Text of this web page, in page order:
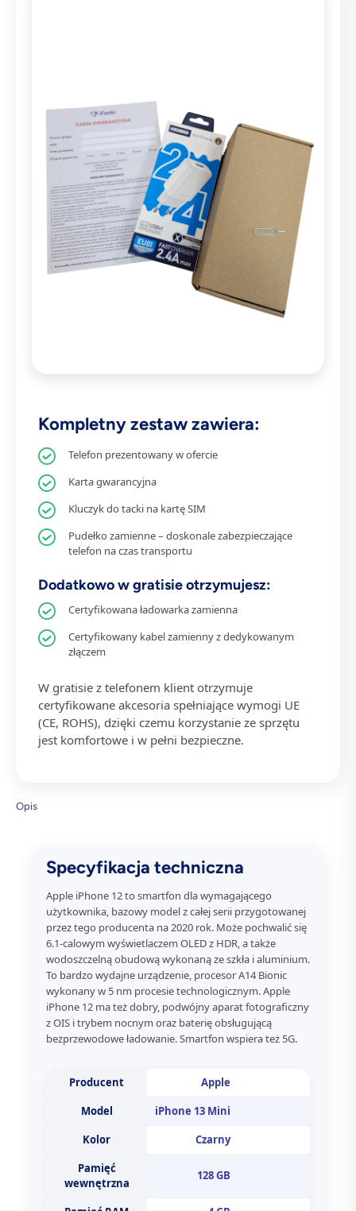
Kompletny zestaw zawiera:
Telefon prezentowany w ofercie
Karta gwarancyjna
Kluczyk do tacki na kartę SIM
Pudełko zamienne – doskonale zabezpieczające
telefon na czas transportu
Dodatkowo w gratisie otrzymujesz:
Certyfikowana ładowarka zamienna
Certyfikowany kabel zamienny z dedykowanym
złączem
W gratisie z telefonem klient otrzymuje
certyfikowane akcesoria spełniające wymogi UE
(CE, ROHS), dzięki czemu korzystanie ze sprzętu
jest komfortowe i w pełni bezpieczne.
Opis
Specyfikacja techniczna
Apple iPhone 12 to smartfon dla wymagającego
użytkownika, bazowy model z całej serii przygotowanej
przez tego producenta na 2020 rok. Może pochwalić się
6.1-calowym wyświetlaczem OLED z HDR, a także
wodoszczelną obudową wykonaną ze szkła i aluminium.
To bardzo wydajne urządzenie, procesor A14 Bionic
wykonany w 5 nm procesie technologicznym. Apple
iPhone 12 ma też dobry, podwójny aparat fotograficzny
z OIS i trybem nocnym oraz baterię obsługującą
bezprzewodowe ładowanie. Smartfon wspiera też 5G.
Producent
Apple
Model
iPhone 13 Mini
Kolor
Czarny
Pamięć
wewnętrzna
128 GB